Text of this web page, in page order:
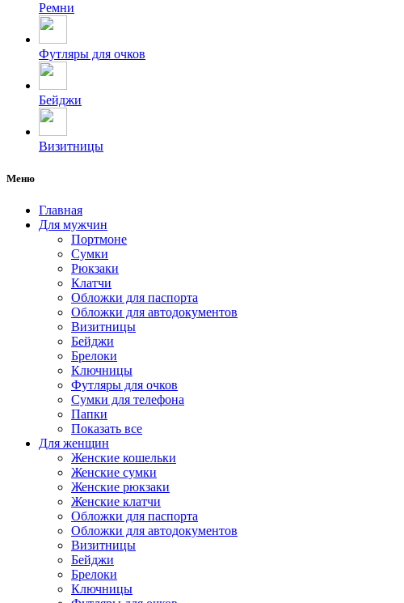
Ремни
Футляры для очков
Бейджи
Визитницы
Меню
Главная
Для мужчин
Портмоне
Сумки
Рюкзаки
Клатчи
Обложки для паспорта
Обложки для автодокументов
Визитницы
Бейджи
Брелоки
Ключницы
Футляры для очков
Сумки для телефона
Папки
Показать все
Для женщин
Женские кошельки
Женские сумки
Женские рюкзаки
Женские клатчи
Обложки для паспорта
Обложки для автодокументов
Визитницы
Бейджи
Брелоки
Ключницы